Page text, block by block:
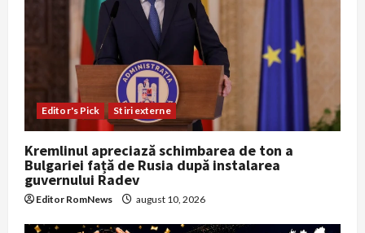
Editor's Pick Stiri externe
Kremlinul apreciază schimbarea de ton a
Bulgariei față de Rusia după instalarea
guvernului Radev
Editor RomNews august 10, 2026